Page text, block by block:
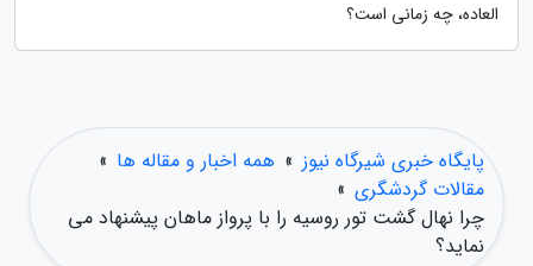
العاده، چه زمانی است؟
پایگاه خبری شیرگاه نیوز » همه اخبار و مقاله ها »
مقالات گردشگری »
چرا نهال گشت تور روسیه را با پرواز ماهان پیشنهاد می
نماید؟